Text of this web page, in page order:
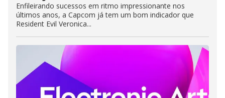
Enfileirando sucessos em ritmo impressionante nos
últimos anos, a Capcom já tem um bom indicador que
Resident Evil Veronica...